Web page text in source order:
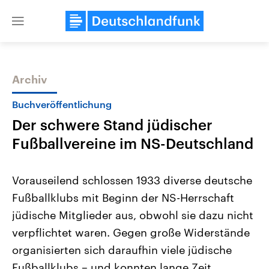
Close
Themen
Landtagswahl Sachsen-Anhalt
2026
Alle Informationen
Sachsen-Anhalt wählt am 6.
September 2026 einen neuen
Landtag. Seit 2021 wird das
Bundesland von einer Koalition aus
USA
Aktuelle Beiträge,
Hintergründe
Wirtschaftlich und
gehören die Vereinigten
den mächtigsten Ländern
mit großem Einfluss auf
Archiv
Buchveröffentlichung
Der schwere Stand jüdischer
Fußballvereine im NS-Deutschland
Vorauseilend schlossen 1933 diverse deutsche
Fußballklubs mit Beginn der NS-Herrschaft
jüdische Mitglieder aus, obwohl sie dazu nicht
verpflichtet waren. Gegen große Widerstände
organisierten sich daraufhin viele jüdische